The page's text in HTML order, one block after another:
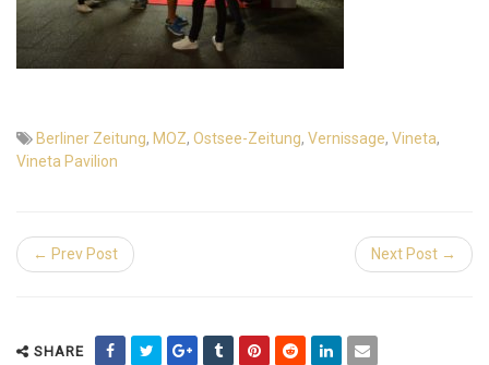
Berliner Zeitung, MOZ, Ostsee-Zeitung, Vernissage, Vineta,
Vineta Pavilion
← Prev Post Next Post →
SHARE